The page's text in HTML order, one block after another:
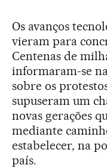
Os avanços
vieram para
Centenas de
informaram-se
sobre os
supuseram um
novas gerações
mediante
estabelecer, na
país.